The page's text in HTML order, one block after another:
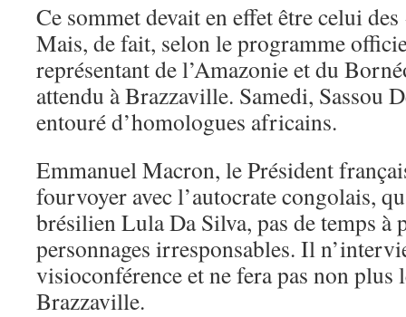
Ce sommet devait en effet être celui
Mais, de fait, selon le programme
représentant de l’Amazonie et du
attendu à Brazzaville. Samedi, Sassou
entouré d’homologues africains.
Emmanuel Macron, le Président
fourvoyer avec l’autocrate congolais,
brésilien Lula Da Silva, pas de temps à
personnages irresponsables. Il
visioconférence et ne fera pas non plus
Brazzaville.